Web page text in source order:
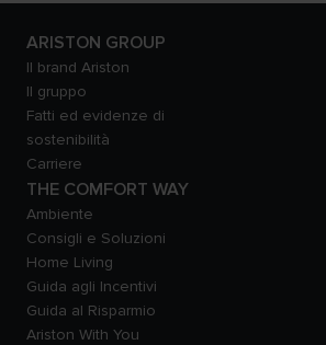
ARISTON GROUP
Il brand Ariston
Il gruppo
Fatti ed evidenze di
sostenibilità
Carriere
THE COMFORT WAY
Ambiente
Consigli e Soluzioni
Home Living
Guida agli Incentivi
Guida al Risparmio
Ariston With You